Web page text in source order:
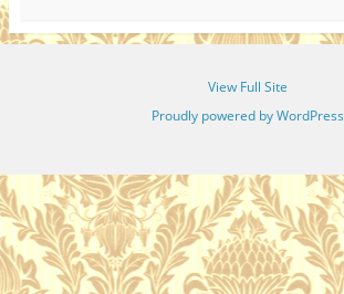
View Full Site
Proudly powered by WordPress